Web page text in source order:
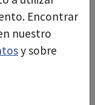
en el
sustancias
eficiente de
para la
así como
Encontrar
nuestro
y sobre